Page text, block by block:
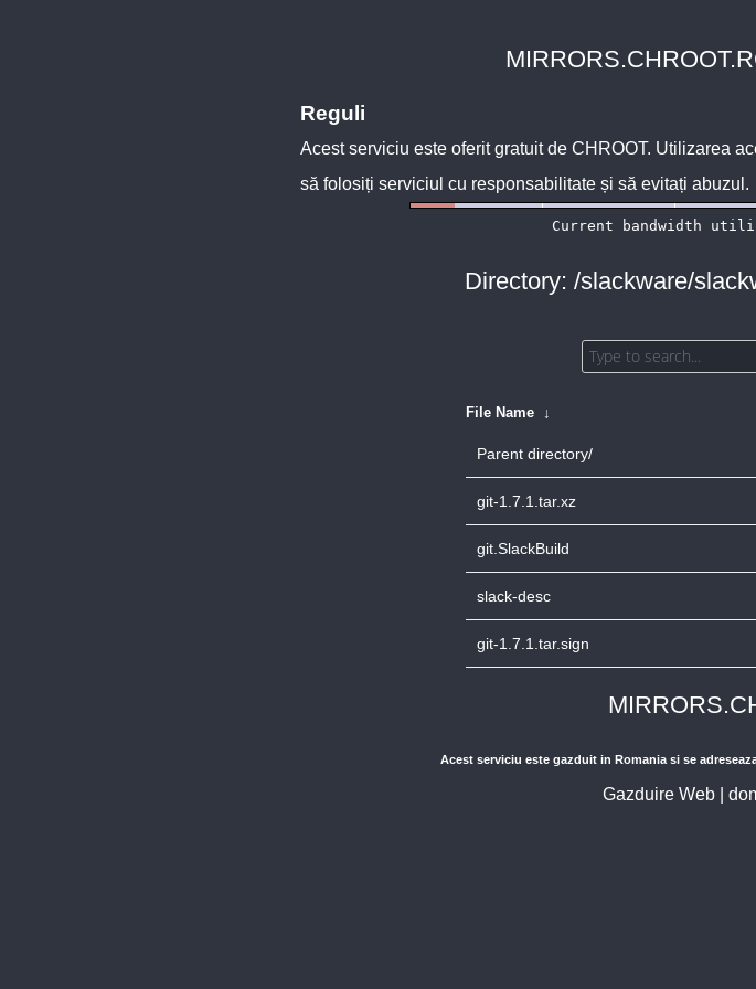
Reguli
Acest serviciu este oferit gratuit de CHROOT. Utilizarea
să folosiți serviciul cu responsabilitate și să evitați abuzul.
Directory: /slackware/
File Name ↓
Parent directory/
git-1.7.1.tar.xz
git.SlackBuild
slack-desc
git-1.7.1.tar.sign
Acest serviciu este gazduit in Romania si se
Gazduire Web|